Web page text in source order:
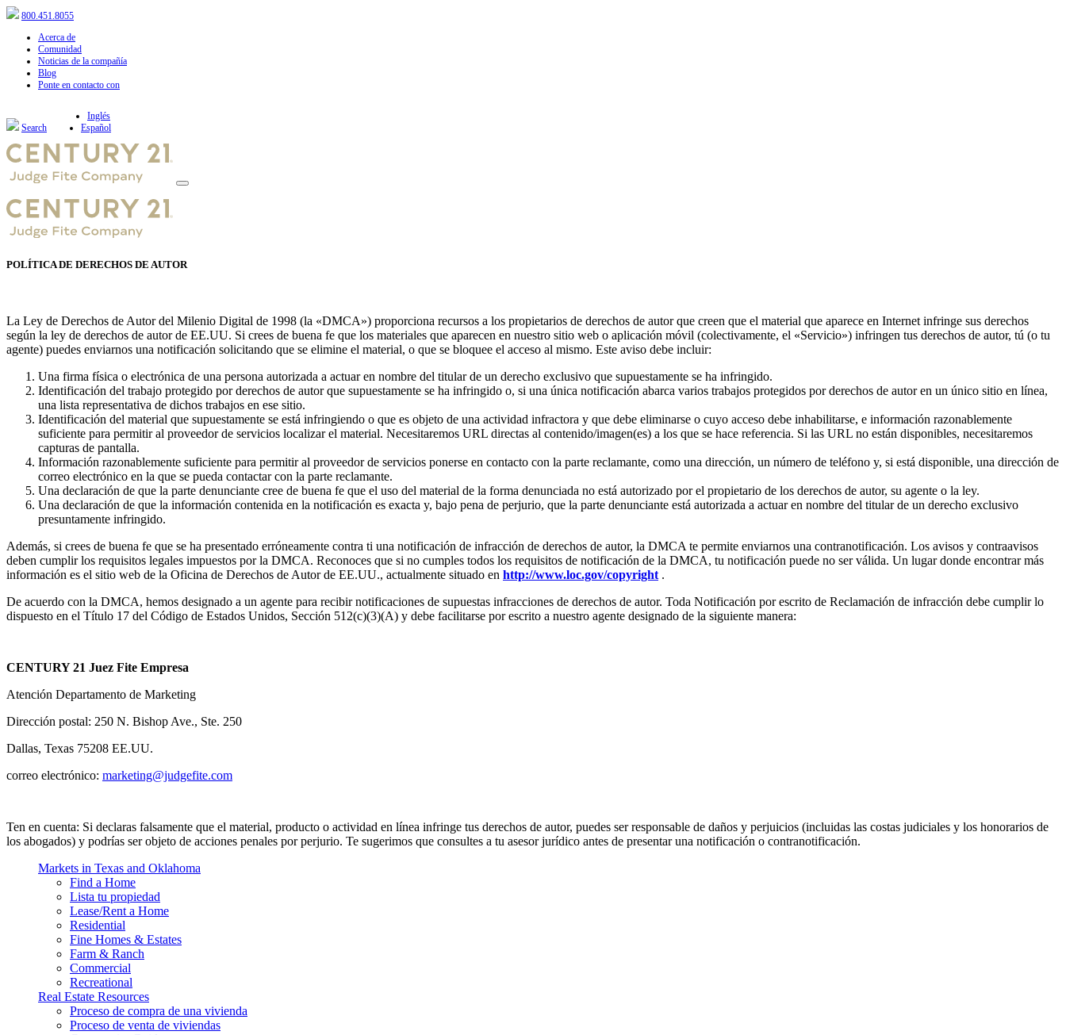
800.451.8055
Acerca de
Comunidad
Noticias de la compañía
Blog
Ponte en contacto con
Search
Inglés
Español
POLÍTICA DE DERECHOS DE AUTOR
La Ley de Derechos de Autor del Milenio Digital de 1998 (la «DMCA») proporciona recursos a los propietarios de derechos de autor que creen que el material que aparece en Internet infringe sus derechos
según la ley de derechos de autor de EE.UU. Si crees de buena fe que los materiales que aparecen en nuestro sitio web o aplicación móvil (colectivamente, el «Servicio») infringen tus derechos de autor, tú (o tu
agente) puedes enviarnos una notificación solicitando que se elimine el material, o que se bloquee el acceso al mismo. Este aviso debe incluir:
Una firma física o electrónica de una persona autorizada a actuar en nombre del titular de un derecho exclusivo que supuestamente se ha infringido.
Identificación del trabajo protegido por derechos de autor que supuestamente se ha infringido o, si una única notificación abarca varios trabajos protegidos por derechos de autor en un único sitio en línea,
una lista representativa de dichos trabajos en ese sitio.
Identificación del material que supuestamente se está infringiendo o que es objeto de una actividad infractora y que debe eliminarse o cuyo acceso debe inhabilitarse, e información razonablemente
suficiente para permitir al proveedor de servicios localizar el material. Necesitaremos URL directas al contenido/imagen(es) a los que se hace referencia. Si las URL no están disponibles, necesitaremos
capturas de pantalla.
Información razonablemente suficiente para permitir al proveedor de servicios ponerse en contacto con la parte reclamante, como una dirección, un número de teléfono y, si está disponible, una dirección de
correo electrónico en la que se pueda contactar con la parte reclamante.
Una declaración de que la parte denunciante cree de buena fe que el uso del material de la forma denunciada no está autorizado por el propietario de los derechos de autor, su agente o la ley.
Una declaración de que la información contenida en la notificación es exacta y, bajo pena de perjurio, que la parte denunciante está autorizada a actuar en nombre del titular de un derecho exclusivo
presuntamente infringido.
Además, si crees de buena fe que se ha presentado erróneamente contra ti una notificación de infracción de derechos de autor, la DMCA te permite enviarnos una contranotificación. Los avisos y contraavisos
deben cumplir los requisitos legales impuestos por la DMCA. Reconoces que si no cumples todos los requisitos de notificación de la DMCA, tu notificación puede no ser válida. Un lugar donde encontrar más
información es el sitio web de la Oficina de Derechos de Autor de EE.UU., actualmente situado en http://www.loc.gov/copyright .
De acuerdo con la DMCA, hemos designado a un agente para recibir notificaciones de supuestas infracciones de derechos de autor. Toda Notificación por escrito de Reclamación de infracción debe cumplir lo
dispuesto en el Título 17 del Código de Estados Unidos, Sección 512(c)(3)(A) y debe facilitarse por escrito a nuestro agente designado de la siguiente manera:
CENTURY 21 Juez Fite Empresa
Atención Departamento de Marketing
Dirección postal: 250 N. Bishop Ave., Ste. 250
Dallas, Texas 75208 EE.UU.
correo electrónico: marketing@judgefite.com
Ten en cuenta: Si declaras falsamente que el material, producto o actividad en línea infringe tus derechos de autor, puedes ser responsable de daños y perjuicios (incluidas las costas judiciales y los honorarios de
los abogados) y podrías ser objeto de acciones penales por perjurio. Te sugerimos que consultes a tu asesor jurídico antes de presentar una notificación o contranotificación.
Markets in Texas and Oklahoma
Find a Home
Lista tu propiedad
Lease/Rent a Home
Residential
Fine Homes & Estates
Farm & Ranch
Commercial
Recreational
Real Estate Resources
Proceso de compra de una vivienda
Proceso de venta de viviendas